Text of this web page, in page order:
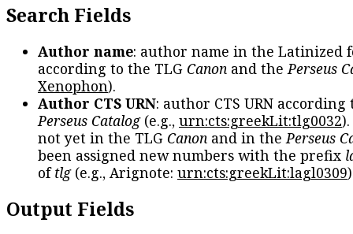
Search Fields
Author name: author name in the Latinized
according to the TLG Canon and thePerseus
Xenophon).
Author CTS URN: author CTS URN according
Perseus Catalog(e.g., urn:cts:greekLit:tlg0032
not yet in the TLG Canon and in thePerseus
been assigned new numbers with the prefix
oftlg(e.g., Arignote: urn:cts:greekLit:lagl0309
Output Fields